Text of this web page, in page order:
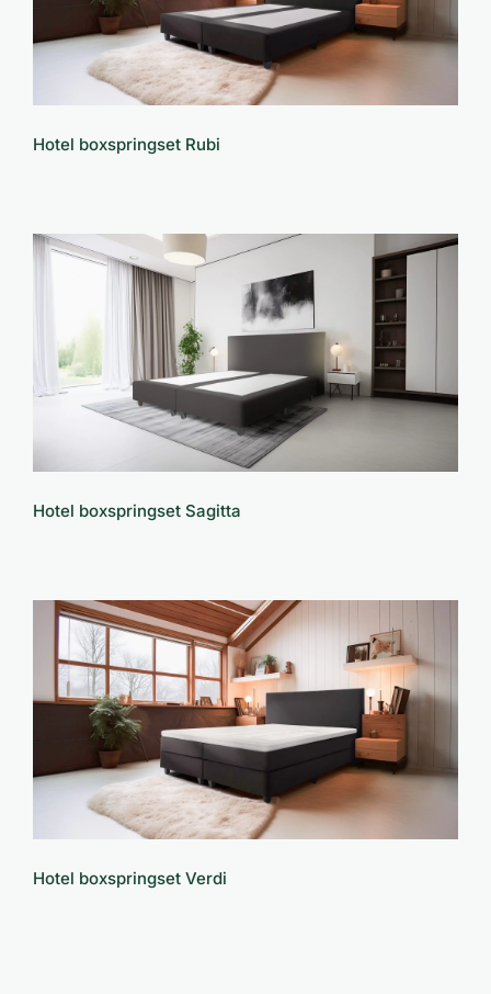
Hotel boxspringset Rubi
Hotel boxspringset Sagitta
Hotel boxspringset Sagitta
Hotel boxspringset Verdi
Hotel boxspringset Verdi